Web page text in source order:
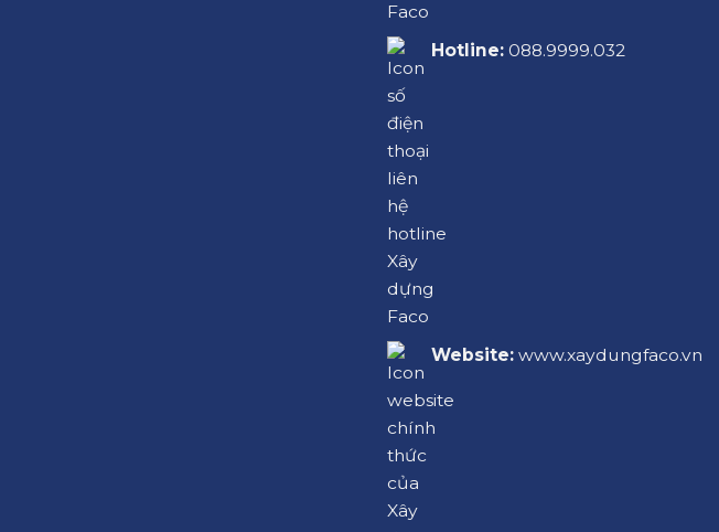
Hotline: 088.9999.032
Website: www.xaydungfaco.vn